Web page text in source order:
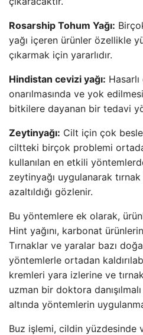
Rosarship Tohum Yağı:
yağı içeren ürünler özellikle
çıkarmak için yararlıdır.
Hindistan cevizi yağı:
onarılmasında ve yok
bitkilere dayanan bir tedavi
Zeytinyağı: Cilt için çok
ciltteki birçok problemi
kullanılan en etkili
zeytinyağı uygulanarak
azaltıldığı gözlenir.
Bu yöntemlere ek olarak,
Hint yağını, karbonat
Tırnaklar ve yaralar bazı
yöntemlerle ortadan
kremleri yara izlerine ve
uzman bir doktora
altında yöntemlerin
Buz işlemi, cildin yüzdesinde